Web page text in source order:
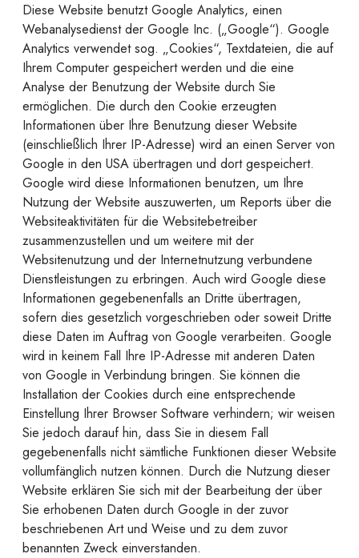
Diese Website benutzt Google Analytics, einen
Webanalysedienst der Google Inc. („Google“). Google
Analytics verwendet sog. „Cookies“, Textdateien, die auf
Ihrem Computer gespeichert werden und die eine
Analyse der Benutzung der Website durch Sie
ermöglichen. Die durch den Cookie erzeugten
Informationen über Ihre Benutzung dieser Website
(einschließlich Ihrer IP-Adresse) wird an einen Server von
Google in den USA übertragen und dort gespeichert.
Google wird diese Informationen benutzen, um Ihre
Nutzung der Website auszuwerten, um Reports über die
Websiteaktivitäten für die Websitebetreiber
zusammenzustellen und um weitere mit der
Websitenutzung und der Internetnutzung verbundene
Dienstleistungen zu erbringen. Auch wird Google diese
Informationen gegebenenfalls an Dritte übertragen,
sofern dies gesetzlich vorgeschrieben oder soweit Dritte
diese Daten im Auftrag von Google verarbeiten. Google
wird in keinem Fall Ihre IP-Adresse mit anderen Daten
von Google in Verbindung bringen. Sie können die
Installation der Cookies durch eine entsprechende
Einstellung Ihrer Browser Software verhindern; wir weisen
Sie jedoch darauf hin, dass Sie in diesem Fall
gegebenenfalls nicht sämtliche Funktionen dieser Website
vollumfänglich nutzen können. Durch die Nutzung dieser
Website erklären Sie sich mit der Bearbeitung der über
Sie erhobenen Daten durch Google in der zuvor
beschriebenen Art und Weise und zu dem zuvor
benannten Zweck einverstanden.